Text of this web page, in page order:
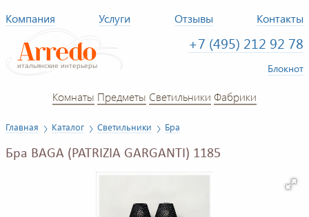
Компания Услуги Отзывы Контакты
+7 (495) 212 92 78
Блокнот
Комнаты Предметы Светильники Фабрики
Главная Каталог Светильники Бра
Бра BAGA (PATRIZIA GARGANTI) 1185